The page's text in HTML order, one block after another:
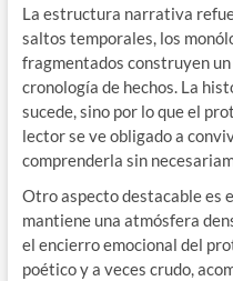
La estructura narrativa
saltos temporales, los
fragmentados construyen
cronología de hechos. La
sucede, sino por lo que el
lector se ve obligado a
comprenderla sin
Otro aspecto destacable es
mantiene una atmósfera
el encierro emocional del
poético y a veces crudo,